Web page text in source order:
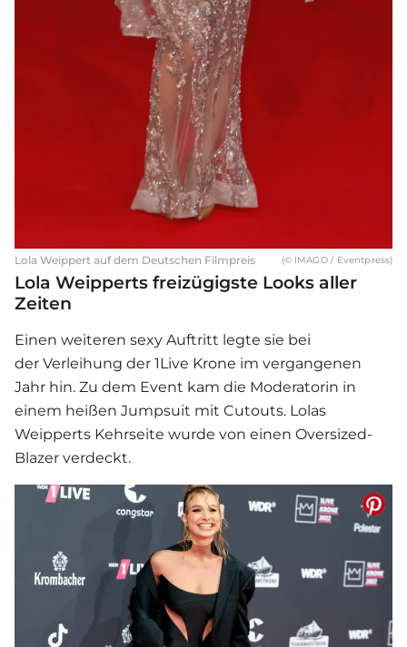
Lola Weippert auf dem Deutschen Filmpreis (© IMAGO / Eventpress)
Lola Weipperts freizügigste Looks aller
Zeiten
Einen weiteren sexy Auftritt legte sie bei
der Verleihung der 1Live Krone im vergangenen
Jahr hin. Zu dem Event kam die Moderatorin in
einem heißen Jumpsuit mit Cutouts. Lolas
Weipperts Kehrseite wurde von einen Oversized-
Blazer verdeckt.